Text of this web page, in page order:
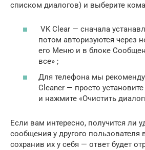
списком диалогов) и выберите
VK Clear — сначала
потом авторизуются через
его Меню и в блоке
все» ;
Для телефона мы
Cleaner — просто установите
и нажмите «Очистить
Если вам интересно, получится ли
сообщения у другого пользователя
сохранив их у себя — ответ будет